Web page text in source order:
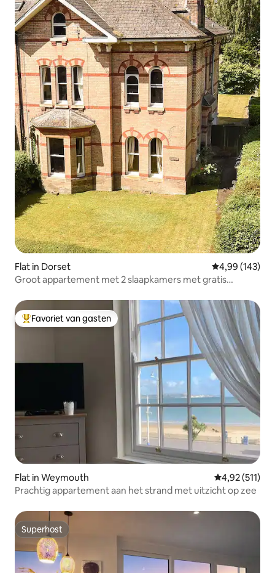
Flat in Dorset Gemiddelde
4,99 (143)
Groot appartement met 2 slaapkamers met gratis
Topfavoriet van gasten
Favoriet van gasten
Flat in Weymouth Gemiddelde
4,92 (511)
Prachtig appartement aan het strand met uitzicht op zee
Superhost
Superhost